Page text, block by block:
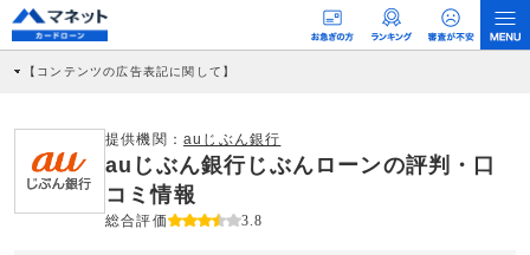
【コンテンツの広告表記に関して】
社に対して企業から紹介報酬が支払われるという収益モデルです。 ただし、特定の
商品を根拠なくPRするものではなく、当編集部の調査／ユーザーへの口コミ収集な
どに基づき、公平性を担保した情報提供を行っています。
>提携企業一覧
提供機関： auじぶん銀行
auじぶん銀行じぶんローンの評判・口
コミ情報
総合評価 3.8